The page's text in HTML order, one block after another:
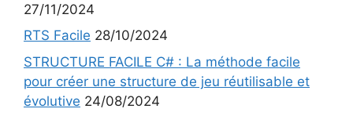
27/11/2024
RTS Facile 28/10/2024
STRUCTURE FACILE C# : La méthode facile
pour créer une structure de jeu réutilisable et
évolutive 24/08/2024